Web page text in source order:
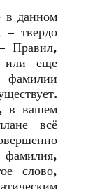
в данном
– твердо
Правил,
или еще
фамилии
в вашем
всё
фамилия,
слово,